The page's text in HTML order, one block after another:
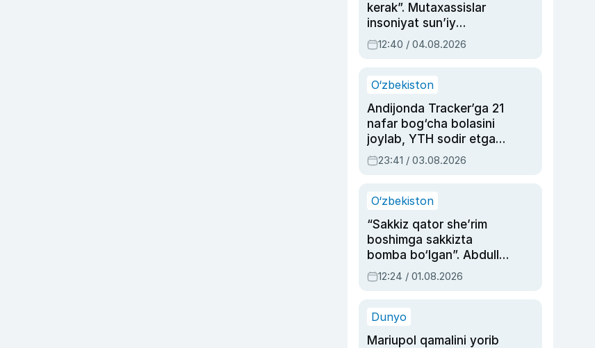
kerak”. Mutaxassislar
insoniyat sun’iy
intellektni boshqara
olmay qolishidan xavotir
12:40 / 04.08.2026
O‘zbekiston
Andijonda Tracker’ga 21
nafar bog‘cha bolasini
joylab, YTH sodir etgan
ayolga sud hukmi o‘qildi
23:41 / 03.08.2026
O‘zbekiston
“Sakkiz qator she’rim
boshimga sakkizta
bomba bo‘lgan”. Abdulla
Oripovni siyosiy
ayblovlardan asrab
12:24 / 01.08.2026
Dunyo
Mariupol qamalini yorib